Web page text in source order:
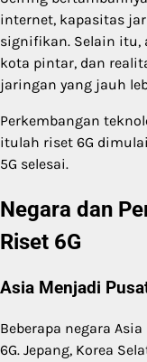
internet, kapasitas
signifikan. Selain itu,
kota pintar, dan
jaringan yang jauh
Perkembangan
itulah riset 6G
5G selesai.
Negara dan
Riset 6G
Asia Menjadi
Beberapa negara
6G. Jepang, Korea